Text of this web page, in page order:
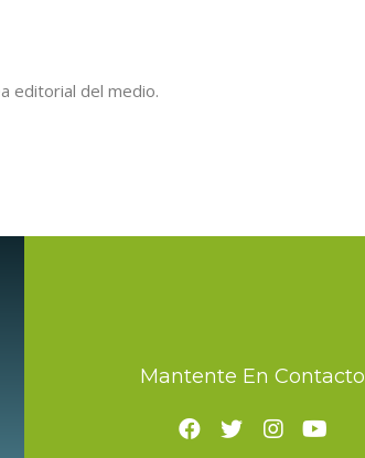
editorial del medio.
Mantente En Contacto
F
a
T
w
I
n
Y
o